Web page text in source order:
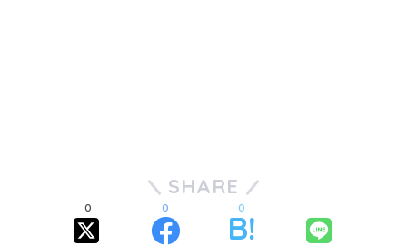
SHARE
0 0 0